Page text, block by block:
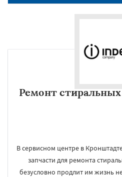
Ремонт
В сервисном центре в
запчасти для ремонта
безусловно продлит им жизнь